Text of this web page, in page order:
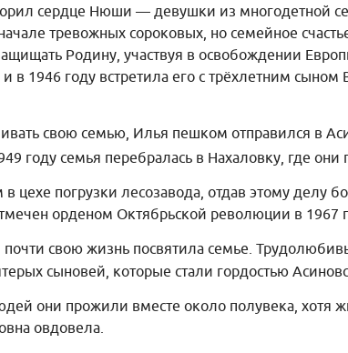
сердце Нюши — девушки из многодетной
тревожных сороковых, но семейное
Родину, участвуя в освобождении
в 1946 году встретила его с трёхлетним
свою семью, Илья пешком отправился в
году семья перебралась в Нахаловку, где они
цехе погрузки лесозавода, отдав этому делу
орденом Октябрьской революции в 1967
почти свою жизнь посвятила семье.
сыновей, которые стали гордостью
они прожили вместе около полувека, хотя
овдовела.